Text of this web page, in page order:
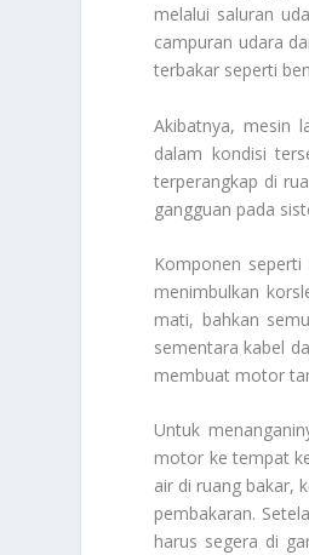
melalui saluran
campuran udara
terbakar seperti
Akibatnya, mesin
dalam kondisi
terperangkap di
gangguan pada
Komponen
menimbulkan
mati, bahkan
sementara kabel
membuat motor
Untuk
motor ke tempat
air di ruang bakar,
pembakaran.
harus segera di